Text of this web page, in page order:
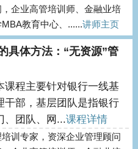
企业高管培训师、金融业培
教育中心、......讲师主页
具体方法：“无资源”管
课程主要针对银行一线基
干部，基层团队是指银行
、团队、网...课程详情
训专家，资深企业管理顾问